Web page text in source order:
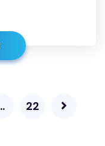
22